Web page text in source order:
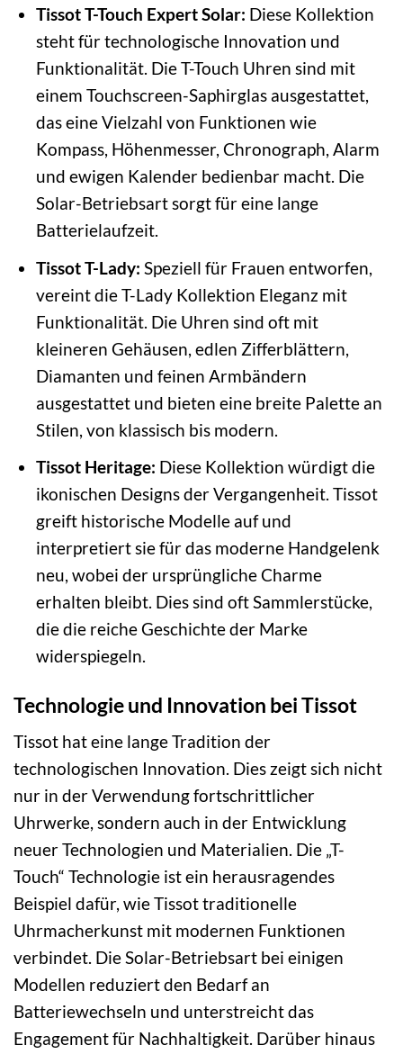
Tissot T-Touch Expert Solar: Diese Kollektion
steht für technologische Innovation und
Funktionalität. Die T-Touch Uhren sind mit
einem Touchscreen-Saphirglas ausgestattet,
das eine Vielzahl von Funktionen wie
Kompass, Höhenmesser, Chronograph, Alarm
und ewigen Kalender bedienbar macht. Die
Solar-Betriebsart sorgt für eine lange
Batterielaufzeit.
Tissot T-Lady: Speziell für Frauen entworfen,
vereint die T-Lady Kollektion Eleganz mit
Funktionalität. Die Uhren sind oft mit
kleineren Gehäusen, edlen Zifferblättern,
Diamanten und feinen Armbändern
ausgestattet und bieten eine breite Palette an
Stilen, von klassisch bis modern.
Tissot Heritage: Diese Kollektion würdigt die
ikonischen Designs der Vergangenheit. Tissot
greift historische Modelle auf und
interpretiert sie für das moderne Handgelenk
neu, wobei der ursprüngliche Charme
erhalten bleibt. Dies sind oft Sammlerstücke,
die die reiche Geschichte der Marke
widerspiegeln.
Technologie und Innovation bei Tissot
Tissot hat eine lange Tradition der
technologischen Innovation. Dies zeigt sich nicht
nur in der Verwendung fortschrittlicher
Uhrwerke, sondern auch in der Entwicklung
neuer Technologien und Materialien. Die „T-
Touch“ Technologie ist ein herausragendes
Beispiel dafür, wie Tissot traditionelle
Uhrmacherkunst mit modernen Funktionen
verbindet. Die Solar-Betriebsart bei einigen
Modellen reduziert den Bedarf an
Batteriewechseln und unterstreicht das
Engagement für Nachhaltigkeit. Darüber hinaus